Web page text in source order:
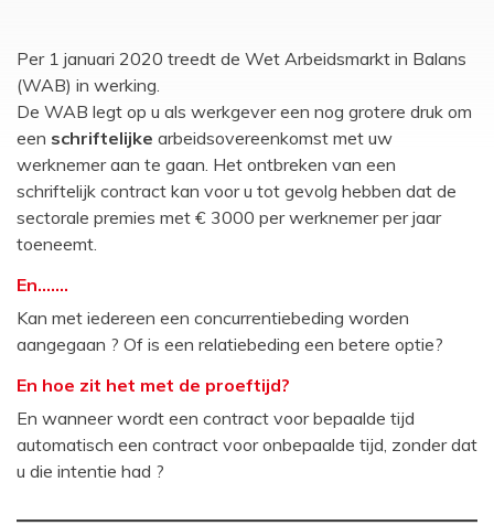
Per 1 januari 2020 treedt de Wet Arbeidsmarkt in Balans
(WAB) in werking.
De WAB legt op u als werkgever een nog grotere druk om
een schriftelijke arbeidsovereenkomst met uw
werknemer aan te gaan. Het ontbreken van een
schriftelijk contract kan voor u tot gevolg hebben dat de
sectorale premies met € 3000 per werknemer per jaar
toeneemt.
En…….
Kan met iedereen een concurrentiebeding worden
aangegaan ? Of is een relatiebeding een betere optie?
En hoe zit het met de proeftijd?
En wanneer wordt een contract voor bepaalde tijd
automatisch een contract voor onbepaalde tijd, zonder dat
u die intentie had ?